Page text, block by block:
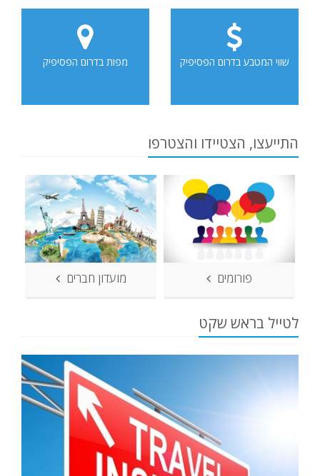
שווי המטבע בדרום הפסיפיק מפות בדרום הפסיפיק
התייעצו, הצטיידו והצטרפו
פורומים מועדון חברים
לטייל בראש שקט